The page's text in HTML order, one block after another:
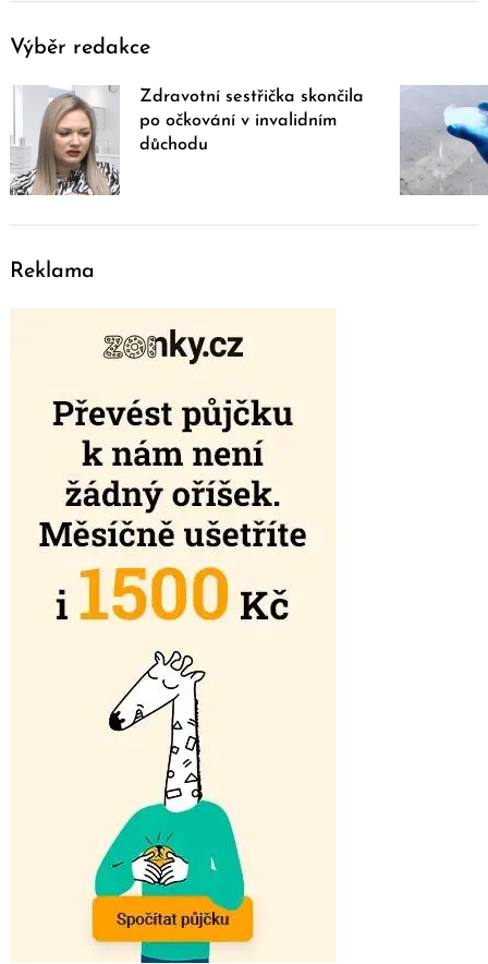
Výběr redakce
Zdravotní sestřička skončila
po očkování v invalidním
důchodu
Reklama